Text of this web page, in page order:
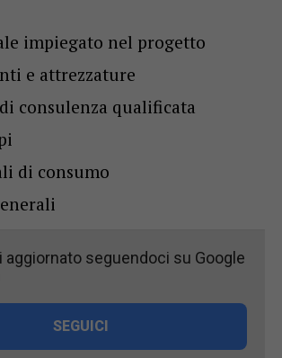
impiegato nel progetto
e attrezzature
consulenza qualificata
di consumo
aggiornato seguendoci su Google
SEGUICI